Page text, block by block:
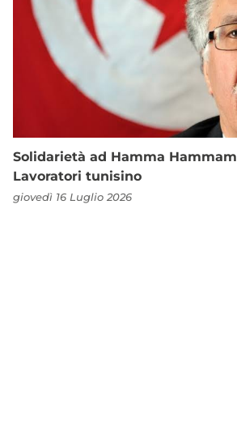
Solidarietà ad Hamma
Lavoratori tunisino
giovedì 16 Luglio 2026